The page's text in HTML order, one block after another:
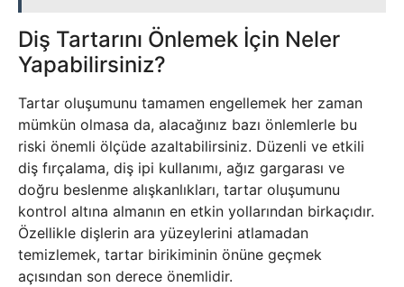
Diş Tartarını Önlemek İçin Neler
Yapabilirsiniz?
Tartar oluşumunu tamamen engellemek her zaman
mümkün olmasa da, alacağınız bazı önlemlerle bu
riski önemli ölçüde azaltabilirsiniz. Düzenli ve etkili
diş fırçalama, diş ipi kullanımı, ağız gargarası ve
doğru beslenme alışkanlıkları, tartar oluşumunu
kontrol altına almanın en etkin yollarından birkaçıdır.
Özellikle dişlerin ara yüzeylerini atlamadan
temizlemek, tartar birikiminin önüne geçmek
açısından son derece önemlidir.